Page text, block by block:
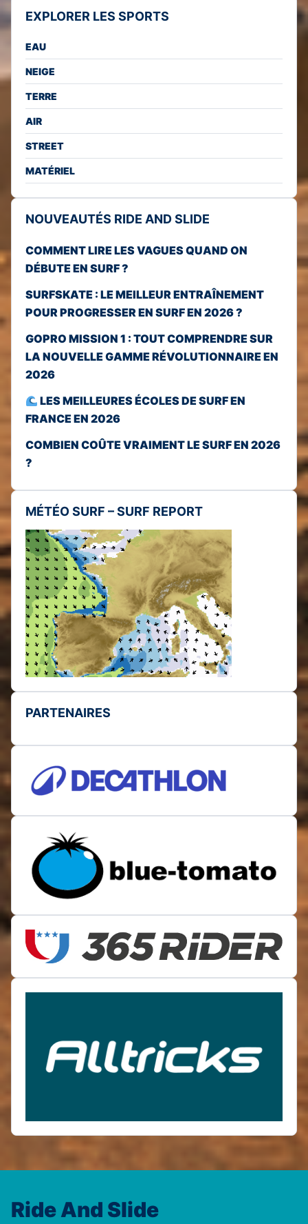
EXPLORER LES SPORTS
EAU
NEIGE
TERRE
AIR
STREET
MATÉRIEL
NOUVEAUTÉS RIDE AND SLIDE
COMMENT LIRE LES VAGUES QUAND ON
DÉBUTE EN SURF ?
SURFSKATE : LE MEILLEUR ENTRAÎNEMENT
POUR PROGRESSER EN SURF EN 2026 ?
GOPRO MISSION 1 : TOUT COMPRENDRE SUR
LA NOUVELLE GAMME RÉVOLUTIONNAIRE EN
2026
LES MEILLEURES ÉCOLES DE SURF EN
FRANCE EN 2026
COMBIEN COÛTE VRAIMENT LE SURF EN 2026
?
MÉTÉO SURF – SURF REPORT
PARTENAIRES
Ride And Slide